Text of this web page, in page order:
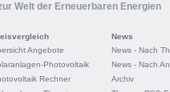
Welt der Erneuerbaren Energien
Angebote
Photovoltaik
Rechner
News
News - Nach
News - Nach
Archiv